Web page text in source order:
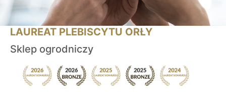
LAUREAT PLEBISCYTU ORŁY
Sklep ogrodniczy